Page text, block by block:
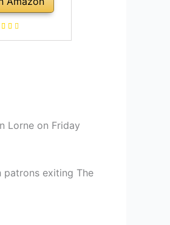
Lorne on Friday
patrons exiting The